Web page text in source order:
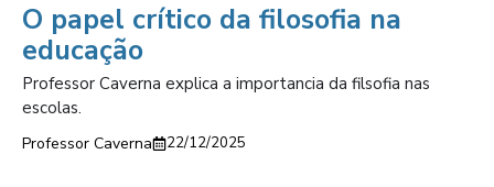
O papel crítico da filosofia na
educação
Professor Caverna explica a importancia da filsofia nas
escolas.
Professor Caverna 22/12/2025